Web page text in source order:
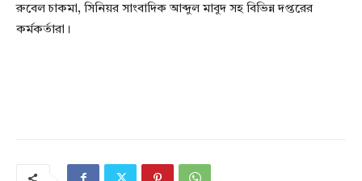
রুবেল চাকমা, সিনিয়র সাংবাদিক আব্দুল মাবুদ সহ বিভিন্ন দপ্তরের
কর্মকর্তারা।